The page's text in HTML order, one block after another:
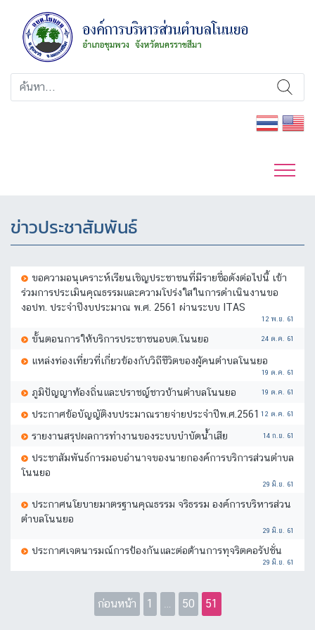
ข่าวประชาสัมพันธ์
ขอความอนุเคราะห์เรียนเชิญประชาชนที่มีรายชื่อดังต่อไปนี้ เข้า
ร่วมการประเมินคุณธรรมและความโปร่งใสในการดำเนินงานขอ
งอปท. ประจำปีงบประมาณ พ.ศ. 2561 ผ่านระบบ ITAS
12 พ.ย. 61
ขั้นตอนการให้บริการประชาชนอบต.โนนยอ 24 ต.ค. 61
แหล่งท่องเที่ยวที่เกี่ยวข้องกับวิถีชีวิตของผู้คนตำบลโนนยอ
19 ต.ค. 61
ภูมิปัญญาท้องถิ่นและปราชญ์ชาวบ้านตำบลโนนยอ 19 ต.ค. 61
ประกาศข้อบัญญัติงบประมาณรายจ่ายประจำปีพ.ศ.2561 12 ต.ค. 61
รายงานสรุปผลการทำงานของระบบบำบัดน้ำเสีย 14 ก.ย. 61
ประชาสัมพันธ์การมอบอำนาจของนายกองค์การบริการส่วนตำบล
โนนยอ
29 มิ.ย. 61
ประกาศนโยบายมาตรฐานคุณธรรม จริธรรม องค์การบริหารส่วน
ตำบลโนนยอ
29 มิ.ย. 61
ประกาศเจตนารมณ์การป้องกันและต่อต้านการทุจริตคอรัปชั่น
29 มิ.ย. 61
ก่อนหน้า 1 … 50 51